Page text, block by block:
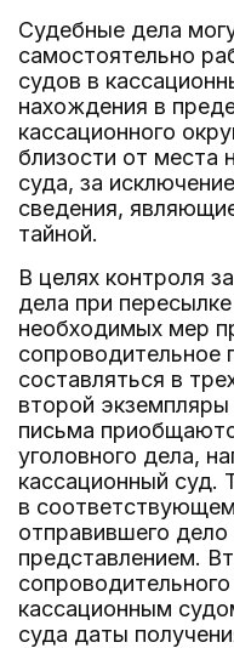
Судебные дела
самостоятельно
судов в
нахождения в
кассационного
близости от места
суда, за
сведения,
тайной.
В целях контроля
дела при
необходимых мер
сопроводительное
составляться в
второй
письма
уголовного дела,
кассационный суд.
в
отправившего
представлением.
кассационным
суда даты